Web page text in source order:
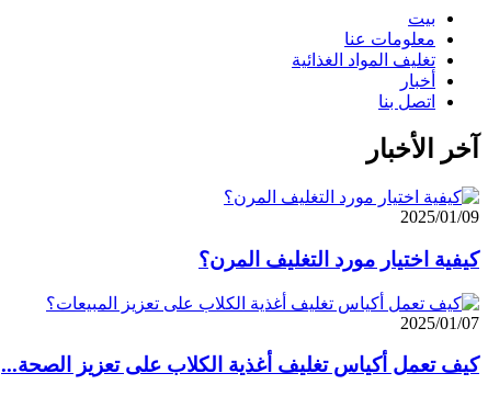
بيت
معلومات عنا
تغليف المواد الغذائية
أخبار
اتصل بنا
آخر الأخبار
2025/01/09
كيفية اختيار مورد التغليف المرن؟
2025/01/07
كيف تعمل أكياس تغليف أغذية الكلاب على تعزيز الصحة...